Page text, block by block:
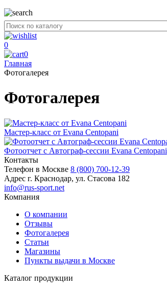
0
0
Главная
Фотогалерея
Фотогалерея
Мастер-класс от Evana Centopani
Фотоотчет с Автограф-сессии Evana Centopani
Контакты
Телефон в Москве 8 (800) 700-12-39
Адрес г. Краснодар, ул. Стасова 182
info@rus-sport.net
Компания
О компании
Отзывы
Фотогалерея
Статьи
Магазины
Пункты выдачи в Москве
Каталог продукции